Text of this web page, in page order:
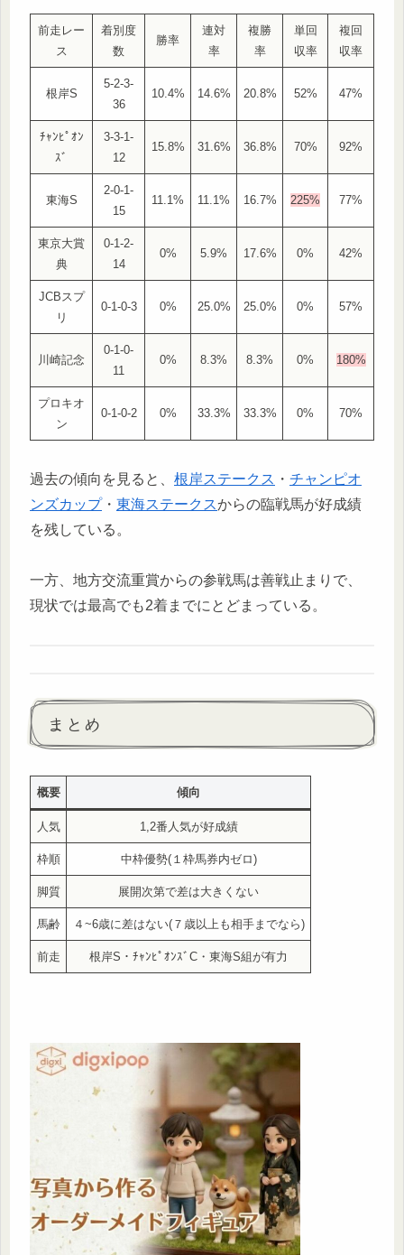
前走レー
ス
着別度
数
勝率
連対
率
複勝
率
単回
収率
複回
収率
根岸S
5-2-3-
36
10.4% 14.6% 20.8% 52% 47%
ﾁｬﾝﾋﾟｵﾝ
ｽﾞ
3-3-1-
12
15.8% 31.6% 36.8% 70% 92%
東海S
2-0-1-
15
11.1% 11.1% 16.7% 225% 77%
東京大賞
典
0-1-2-
14
0% 5.9% 17.6% 0% 42%
JCBスプ
リ
0-1-0-3 0% 25.0% 25.0% 0% 57%
川崎記念
0-1-0-
11
0% 8.3% 8.3% 0% 180%
プロキオ
ン
0-1-0-2 0% 33.3% 33.3% 0% 70%
過去の傾向を見ると、 根岸ステークス ・ チャンピオ
ンズカップ・ 東海ステークスからの臨戦馬が好成績
を残している。
一方、地方交流重賞からの参戦馬は善戦止まりで、
現状では最高でも2着までにとどまっている。
まとめ
概要 傾向
人気 1,2番人気が好成績
枠順 中枠優勢(１枠馬券内ゼロ)
脚質 展開次第で差は大きくない
馬齢 ４~6歳に差はない(７歳以上も相手までなら)
前走 根岸S・ﾁｬﾝﾋﾟｵﾝｽﾞC・東海S組が有力